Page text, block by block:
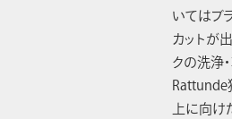
いてはブ
カットが
クの洗浄
Rattunde
上に向け